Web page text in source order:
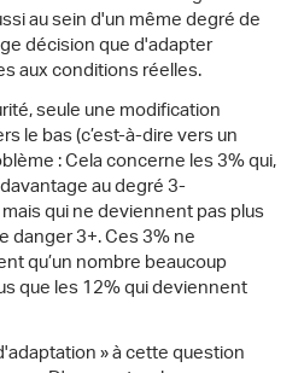
au sein d'un même degré de
décision que d'adapter
aux conditions réelles.
seule une modification
le bas (c’est-à-dire vers un
: Cela concerne les 3% qui,
au degré 3-
qui ne deviennent pas plus
danger 3+. Ces 3% ne
qu’un nombre beaucoup
que les 12% qui deviennent
» à cette question